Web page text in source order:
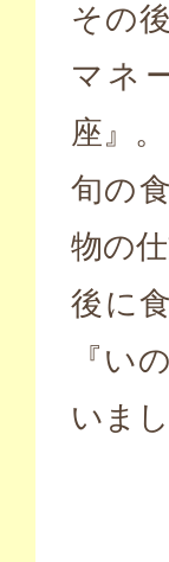
その
マネ
座』。
旬の
物の
後に
『い
いまし